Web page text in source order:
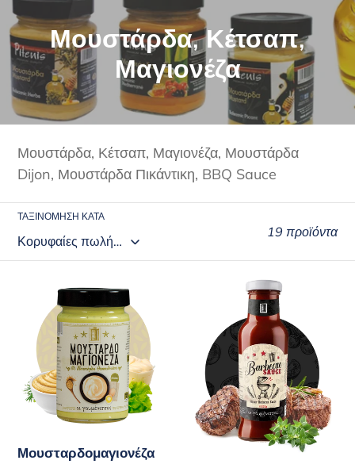
Σ
υ
λ
λ
ο
γ
ή
:
Μουστάρδα, Κέτσαπ,
Μαγιονέζα
Μουστάρδα, Κέτσαπ, Μαγιονέζα, Μουστάρδα
Dijon, Μουστάρδα Πικάντικη, BBQ Sauce
ΤΑΞΙΝΌΜΗΣΗ ΚΑΤΆ
19 προϊόντα
Μουσταρδομαγιονέζα
Γουμένισσες
310ml
Μουσταρδομαγιονέζα
Barbecue
Γουμένισσες
320γρ